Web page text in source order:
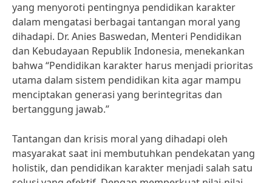
yang menyoroti pentingnya pendidikan karakter
dalam mengatasi berbagai tantangan moral yang
dihadapi. Dr. Anies Baswedan, Menteri Pendidikan
dan Kebudayaan Republik Indonesia, menekankan
bahwa “Pendidikan karakter harus menjadi prioritas
utama dalam sistem pendidikan kita agar mampu
menciptakan generasi yang berintegritas dan
bertanggung jawab.”
Tantangan dan krisis moral yang dihadapi oleh
masyarakat saat ini membutuhkan pendekatan yang
holistik, dan pendidikan karakter menjadi salah satu